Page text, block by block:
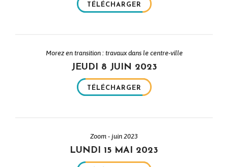
TÉLÉCHARGER
Morez en transition : travaux dans le centre-ville
JEUDI 8 JUIN 2023
TÉLÉCHARGER
Zoom - juin 2023
LUNDI 15 MAI 2023